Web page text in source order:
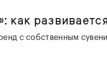
как
с собственным